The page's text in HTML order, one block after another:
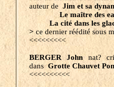
auteur de Jim et sa
Le maître des
La cité dans les
>ce dernier réédité sous
<<<<<<<<<
BERGER Johnnat?
dansGrotte Chauvet
<<<<<<<<<<